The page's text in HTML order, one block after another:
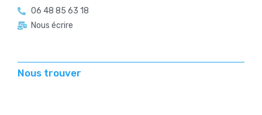
06 48 85 63 18
Nous écrire
Nous trouver